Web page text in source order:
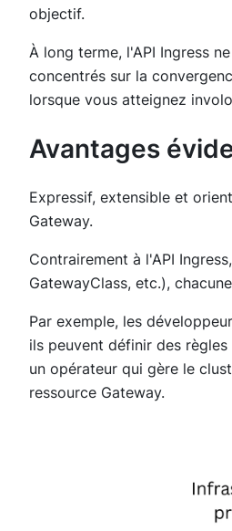
objectif.
À long terme, l'API Ingress
concentrés sur la
lorsque vous atteignez
Avantages
Expressif, extensible et
Gateway.
Contrairement à l'API
GatewayClass, etc.),
Par exemple, les
ils peuvent définir des
un opérateur qui gère le
ressource Gateway.